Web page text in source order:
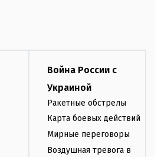
Война России с
Украиной
Ракетные обстрелы
Карта боевых действий
Мирные переговоры
Воздушная тревога в